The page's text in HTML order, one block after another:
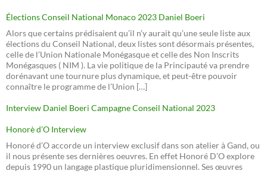
Élections Conseil National Monaco 2023 Daniel Boeri
Alors que certains prédisaient qu’il n’y aurait qu’une seule liste aux
élections du Conseil National, deux listes sont désormais présentes,
celle de l’Union Nationale Monégasque et celle des Non Inscrits
Monégasques ( NIM ). La vie politique de la Principauté va prendre
dorénavant une tournure plus dynamique, et peut-être pouvoir
connaître le programme de l’Union […]
Interview Daniel Boeri Campagne Conseil National 2023
Honorè d’O Interview
Honoré d’O accorde un interview exclusif dans son atelier à Gand, ou
il nous présente ses dernières oeuvres. En effet Honoré D’O explore
depuis 1990 un langage plastique pluridimensionnel. Ses œuvres